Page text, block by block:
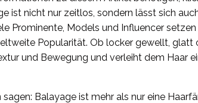
ist nicht nur zeitlos, sondern lässt sich
Prominente, Models und Influencer
Popularität. Ob locker gewellt, glatt
und Bewegung und verleiht dem Haar
Balayage ist mehr als nur eine